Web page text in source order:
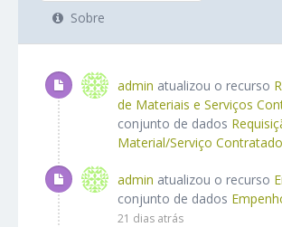
Sobre
admin atualizou o recurso
de Materiais e Serviços
conjunto de dados
Material/Serviço Contratado
admin atualizou o recurso
conjunto de dados
21 dias atrás